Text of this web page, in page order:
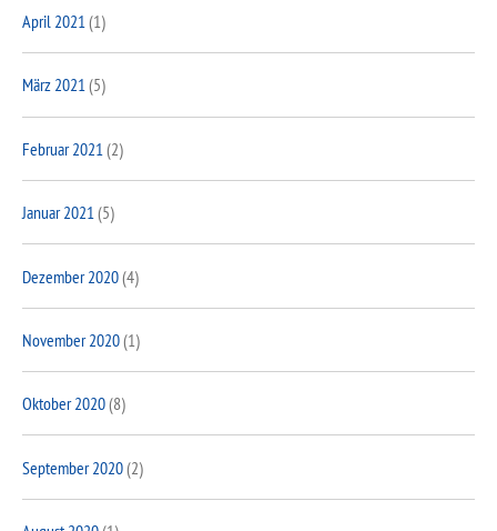
April 2021(1)
März 2021(5)
Februar 2021 (2)
Januar 2021(5)
Dezember 2020(4)
November 2020(1)
Oktober 2020(8)
September 2020(2)